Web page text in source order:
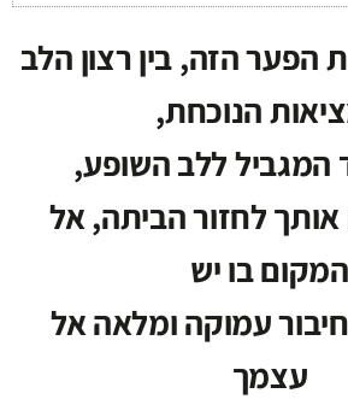
הפער הזה, בין רצון הלב
הנוכחת,
המגביל ללב השופע,
אותך לחזור הביתה, אל
המקום בו יש
עמוקה ומלאה אל
עצמך